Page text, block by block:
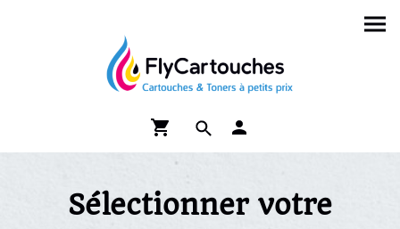
Sélectionner votre